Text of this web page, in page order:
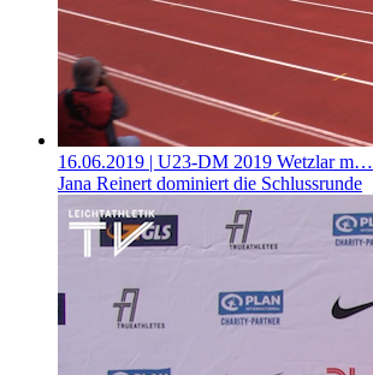
16.06.2019 | U23-DM 2019 Wetzlar m…
Jana Reinert dominiert die Schlussrunde